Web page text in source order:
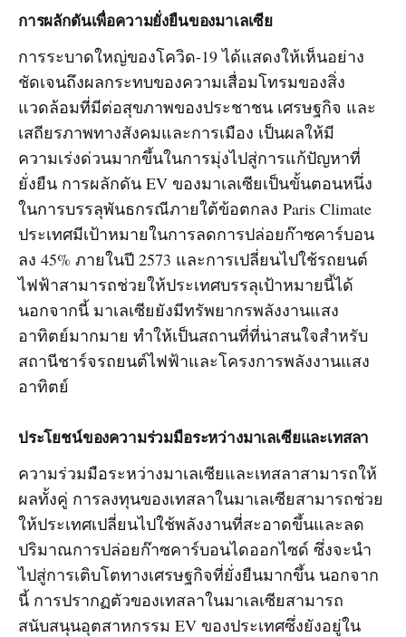
การผลักดันเพื่อความยั่งยืนของมาเลเซีย
การระบาดใหญ่ของโควิด-19 ได้แสดงให้เห็นอย่าง
ชัดเจนถึงผลกระทบของความเสื่อมโทรมของสิ่ง
แวดล้อมที่มีต่อสุขภาพของประชาชน เศรษฐกิจ และ
เสถียรภาพทางสังคมและการเมือง เป็นผลให้มี
ความเร่งด่วนมากขึ้นในการมุ่งไปสู่การแก้ปัญหาที่
ยั่งยืน การผลักดัน EV ของมาเลเซียเป็นขั้นตอนหนึ่ง
ในการบรรลุพันธกรณีภายใต้ข้อตกลง Paris Climate
ประเทศมีเป้าหมายในการลดการปล่อยก๊าซคาร์บอน
ลง 45% ภายในปี 2573 และการเปลี่ยนไปใช้รถยนต์
ไฟฟ้าสามารถช่วยให้ประเทศบรรลุเป้าหมายนี้ได้
นอกจากนี้ มาเลเซียยังมีทรัพยากรพลังงานแสง
อาทิตย์มากมาย ทำให้เป็นสถานที่ที่น่าสนใจสำหรับ
สถานีชาร์จรถยนต์ไฟฟ้าและโครงการพลังงานแสง
อาทิตย์
ประโยชน์ของความร่วมมือระหว่างมาเลเซียและเทสลา
ความร่วมมือระหว่างมาเลเซียและเทสลาสามารถให้
ผลทั้งคู่ การลงทุนของเทสลาในมาเลเซียสามารถช่วย
ให้ประเทศเปลี่ยนไปใช้พลังงานที่สะอาดขึ้นและลด
ปริมาณการปล่อยก๊าซคาร์บอนไดออกไซด์ ซึ่งจะนำ
ไปสู่การเติบโตทางเศรษฐกิจที่ยั่งยืนมากขึ้น นอกจาก
นี้ การปรากฏตัวของเทสลาในมาเลเซียสามารถ
สนับสนุนอุตสาหกรรม EV ของประเทศซึ่งยังอยู่ใน